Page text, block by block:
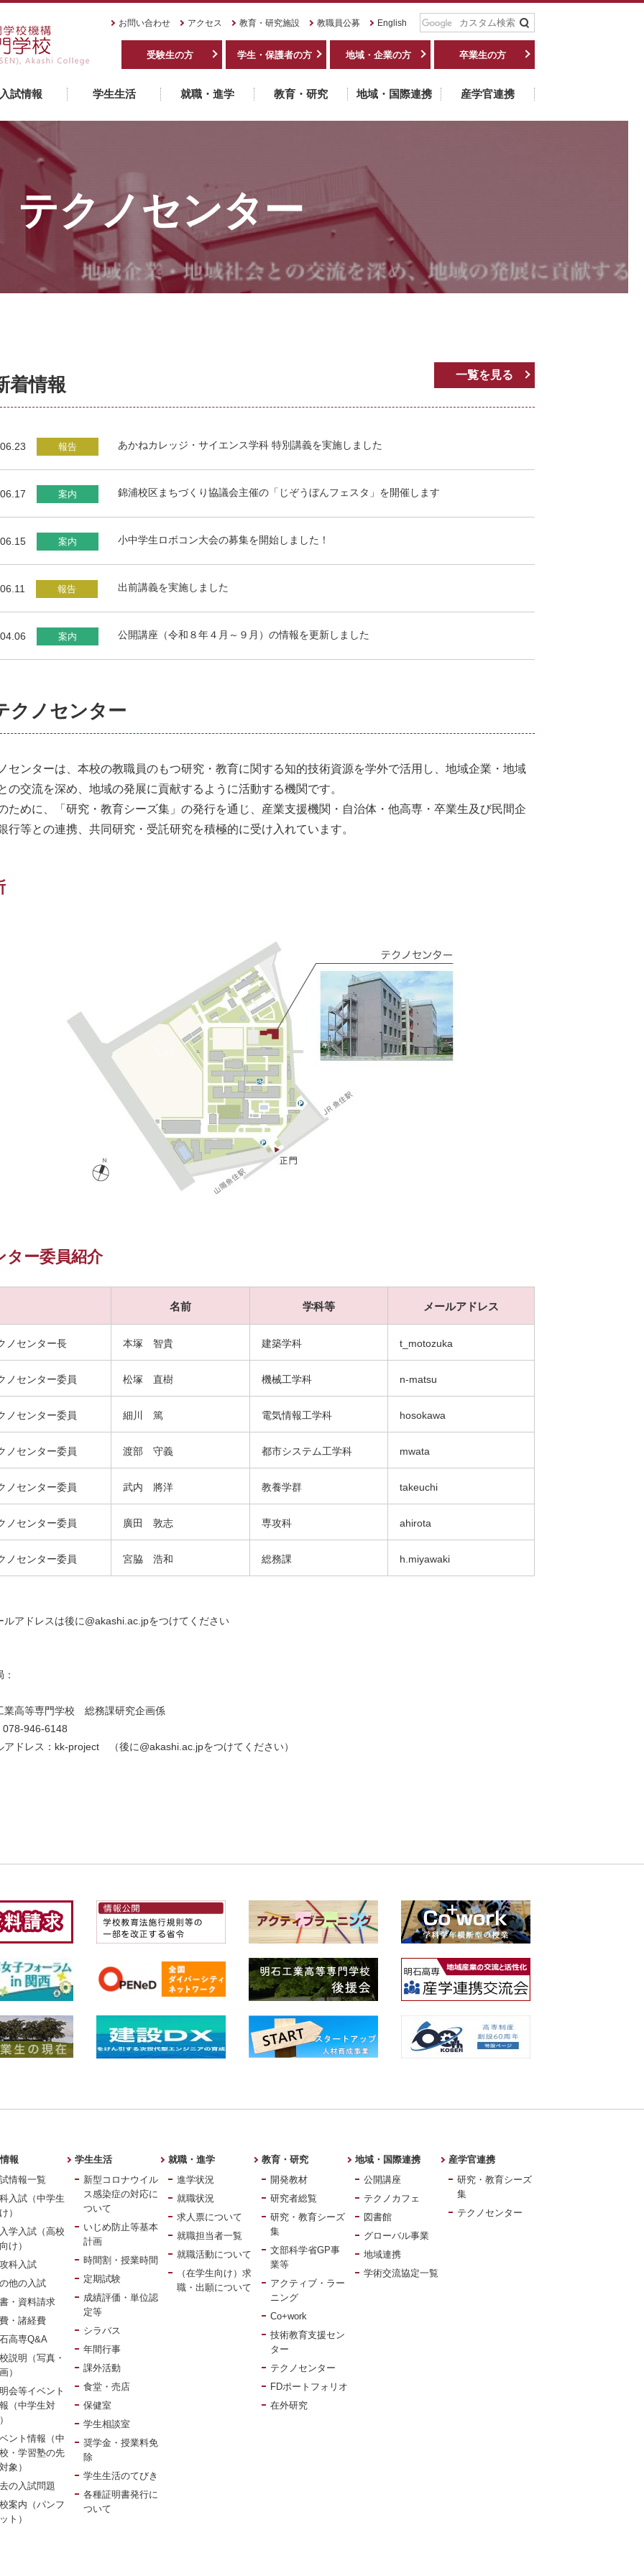
試情報 学生生活 就職・進学 教育・研究 地域・国際連携 産学官連携
お問い合わせ アクセス 教育・研究施設 教職員公募 English
受験生の方 学生・保護者の方 地域・企業の方 卒業生の方
テクノセンター
着情報
報告 あかねカレッジ・サイエンス学科 特別講義を実施しました
案内 錦浦校区まちづくり協議会主催の「じぞうぼんフェスタ」を開催します
案内 小中学生ロボコン大会の募集を開始しました！
報告 出前講義を実施しました
案内 公開講座（令和８年４月～９月）の情報を更新しました
一覧を見る
クノセンター
センターは、本校の教職員のもつ研究・教育に関する知的技術資源を学外で活用し、地域企業・地域
の交流を深め、地域の発展に貢献するように活動する機関です。
めに、「研究・教育シーズ集」の発行を通じ、産業支援機関・自治体・他高専・卒業生及び民間企
行等との連携、共同研究・受託研究を積極的に受け入れています。
ター委員紹介
名前 学科等 メールアドレス
ノセンター長 本塚 智貴 建築学科 t_motozuka
ノセンター委員 松塚 直樹 機械工学科 n-matsu
ノセンター委員 細川 篤 電気情報工学科 hosokawa
ノセンター委員 渡部 守義 都市システム工学科 mwata
ノセンター委員 武内 將洋 教養学群 takeuchi
ノセンター委員 廣田 敦志 専攻科 ahirota
ノセンター委員 宮脇 浩和 総務課 h.miyawaki
アドレスは後に@akashi.ac.jpをつけてください
業高等専門学校 総務課研究企画係
078-946-6148
アドレス：kk-project （後に@akashi.ac.jpをつけてください）
報
情報一覧
入試（中学生
）
学入試（高校
け）
科入試
他の入試
・資料請求
・諸経費
高専Q&A
説明（写真・
）
会等イベント
（中学生対
ント情報（中
・学習塾の先
象）
の入試問題
案内（パンフ
ト）
学生生活
新型コロナウイル
ス感染症の対応に
ついて
いじめ防止等基本
計画
時間割・授業時間
定期試験
成績評価・単位認
定等
シラバス
年間行事
課外活動
食堂・売店
保健室
学生相談室
奨学金・授業料免
除
学生生活のてびき
各種証明書発行に
ついて
就職・進学
進学状況
就職状況
求人票について
就職担当者一覧
就職活動について
（在学生向け）求
職・出願について
教育・研究
開発教材
研究者総覧
研究・教育シーズ
集
文部科学省GP事
業等
アクティブ・ラー
ニング
Co+work
技術教育支援セン
ター
テクノセンター
FDポートフォリオ
在外研究
地域・国際連携
公開講座
テクノカフェ
図書館
グローバル事業
地域連携
学術交流協定一覧
産学官連携
研究・教育シーズ
集
テクノセンター